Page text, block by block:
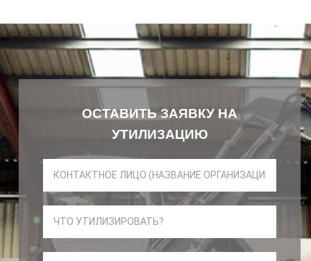
ОСТАВИТЬ ЗАЯВКУ НА
УТИЛИЗАЦИЮ